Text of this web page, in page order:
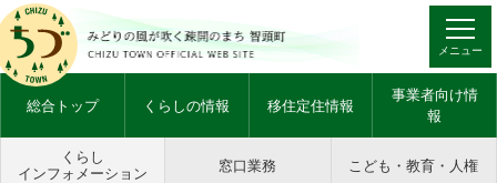
メニュー
総合トップ くらしの情報 移住定住情報
事業者向け情
報
くらし
インフォメーション
窓口業務 こども・教育・人権